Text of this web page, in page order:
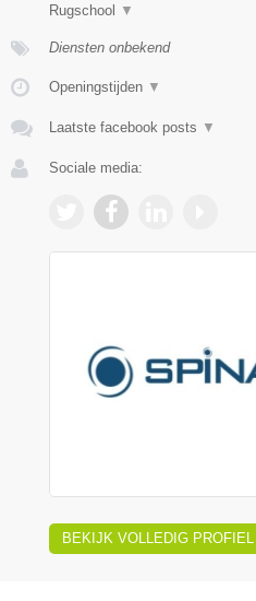
Rugschool
▼
Diensten onbekend
Openingstijden ▼
Laatste facebook posts ▼
Sociale media:
BEKIJK VOLLEDIG PROFIEL